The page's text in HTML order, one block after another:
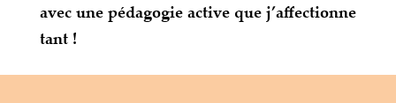
avec une pédagogie active que j’affectionne
tant !